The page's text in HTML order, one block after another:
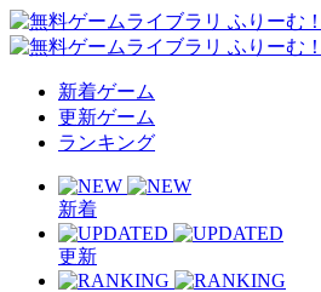
新着ゲーム
更新ゲーム
ランキング
新着
更新